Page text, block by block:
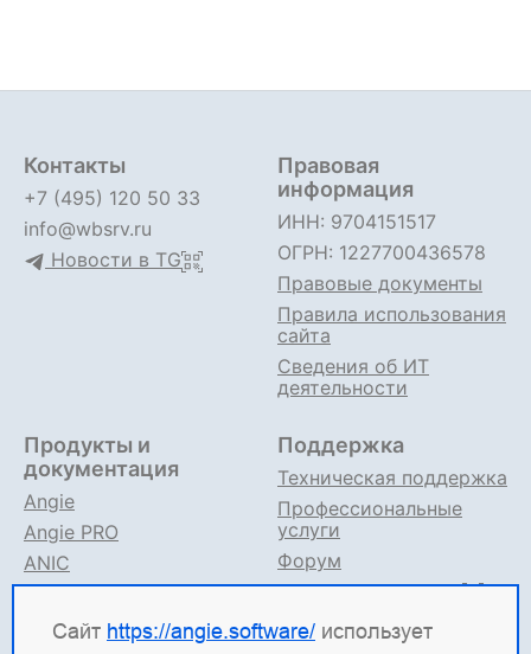
Сайт https://angie.software/ использует
Контакты
+7 (495) 120 50 33
info@wbsrv.ru
Новости в TG
Правовая
информация
ИНН: 9704151517
ОГРН: 1227700436578
Правовые документы
Правила использования
сайта
Сведения об ИТ
деятельности
Продукты и
документация
Angie
Angie PRO
ANIC
Angie ADC
Документация
Поддержка
Техническая поддержка
Профессиональные
услуги
Форум
Поддержка в TG